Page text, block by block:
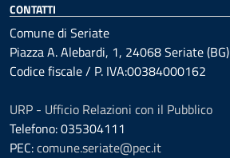
CONTATTI
Comune di Seriate
Piazza A. Alebardi, 1, 24068 Seriate (BG)
Codice fiscale / P. IVA:00384000162
URP - Ufficio Relazioni con il Pubblico
Telefono: 035304111
PEC:comune.seriate@pec.it